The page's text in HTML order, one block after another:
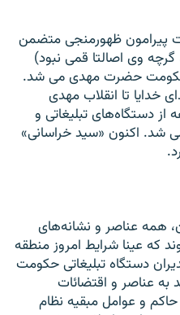
انقلاب سال ۱۳۵۷ روايات پيرامون ظهورمنجی متضمن
وی اصالتا قمی نبود)
حکومت حضرت مهدی می شد.
خدايا تا انقلاب مهدی
دستگاه‌های تبليغاتی و
شد. اکنون «سيد خراسانی»
همه‌ عناصر و نشانه‌های
که عينا شرايط امروز منطقه
دستگاه تبليغاتی حکومت
به عناصر و اقتضائات
حاکم و عوامل مبقيه‌ نظام